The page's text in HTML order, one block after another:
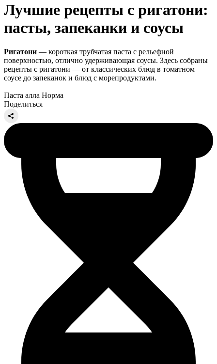
Лучшие рецепты с ригатони:
пасты, запеканки и соусы
Ригатони — короткая трубчатая паста с рельефной
поверхностью, отлично удерживающая соусы. Здесь собраны
рецепты с ригатони — от классических блюд в томатном
соусе до запеканок и блюд с морепродуктами.
Паста алла Норма
Поделиться